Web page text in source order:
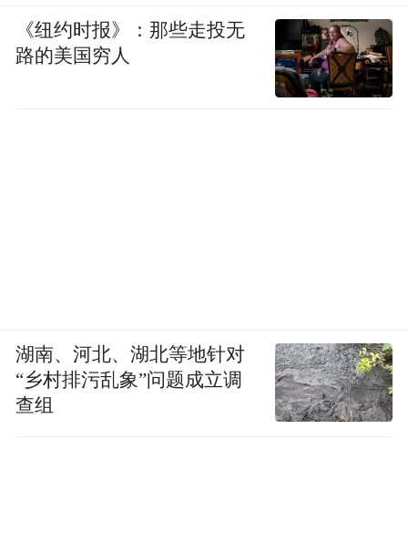
《纽约时报》：那些走投无
路的美国穷人
湖南、河北、湖北等地针对
“乡村排污乱象”问题成立调
查组